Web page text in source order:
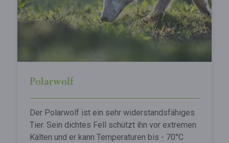
Polarwolf
Der Polarwolf ist ein sehr widerstandsfähiges
Tier. Sein dichtes Fell schützt ihn vor extremen
Kälten und er kann Temperaturen bis - 70°C